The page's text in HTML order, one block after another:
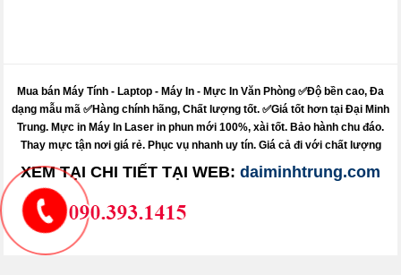
Mua bán Máy Tính - Laptop - Máy In - Mực In Văn Phòng ✅Độ bền cao, Đa
dạng mẫu mã ✅Hàng chính hãng, Chất lượng tốt. ✅Giá tốt hơn tại Đại Minh
Trung. Mực in Máy In Laser in phun mới 100%, xài tốt. Bảo hành chu đáo.
Thay mựctận nơi giá rẻ. Phục vụ nhanh uy tín. Giá cả đi với chất lượng
XEM TẠI CHI TIẾT TẠI WEB: daiminhtrung.com
Sửa máy tính pci - sửa máy in pci - nạp mực in pci